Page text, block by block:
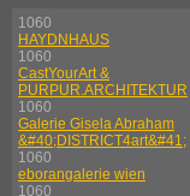
1060
HAYDNHAUS
1060
CastYourArt &
PURPUR.ARCHITEKTUR
1060
Galerie Gisela Abraham
&#40;DISTRICT4art&#41;
1060
eborangalerie wien
1060